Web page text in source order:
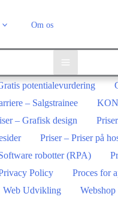
Om os
potentialevurdering
– Salgstrainee
– Grafisk design
Priser – Priser på
robotter (RPA)
Policy
Proces for
Web Udvikling Webshop